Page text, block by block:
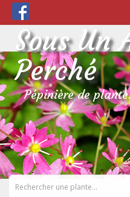
Sous Un
Perché
Pépinière de